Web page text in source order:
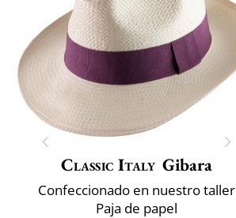
Classic Italy Gibara
Confeccionado en nuestro taller
Paja de papel